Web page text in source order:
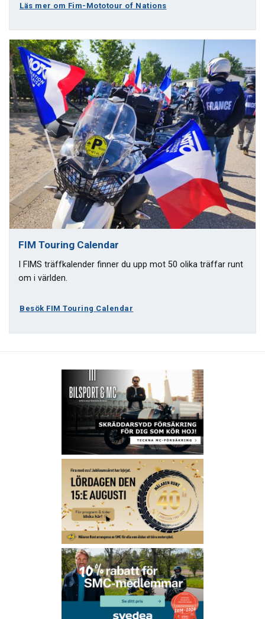
Läs mer om Fim-Mototour of Nations
FIM Touring Calendar
I FIMS träffkalender finner du upp mot 50 olika träffar runt
om i världen.
Besök FIM Touring Calendar